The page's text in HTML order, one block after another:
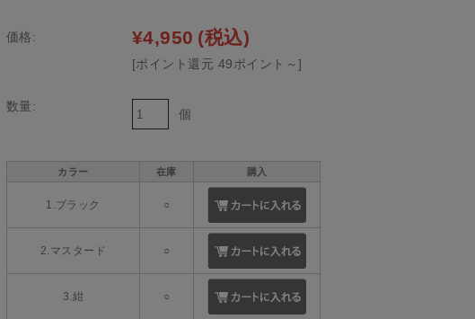
価格: ¥4,950 (税込)
[ポイント還元 49ポイント～]
数量:
個
カラー 在庫 購入
1.ブラック ○
2.マスタード ○
3.紺 ○